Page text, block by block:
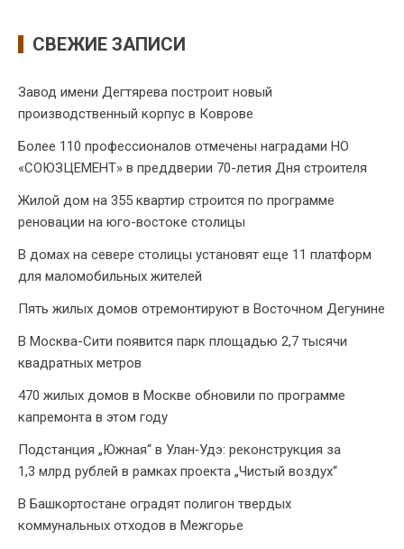
СВЕЖИЕ ЗАПИСИ
Завод имени Дегтярева построит новый
производственный корпус в Коврове
Более 110 профессионалов отмечены наградами НО
«СОЮЗЦЕМЕНТ» в преддверии 70-летия Дня строителя
Жилой дом на 355 квартир строится по программе
реновации на юго-востоке столицы
В домах на севере столицы установят еще 11 платформ
для маломобильных жителей
Пять жилых домов отремонтируют в Восточном Дегунине
В Москва-Сити появится парк площадью 2,7 тысячи
квадратных метров
470 жилых домов в Москве обновили по программе
капремонта в этом году
Подстанция „Южная“ в Улан‑Удэ: реконструкция за
1,3 млрд рублей в рамках проекта „Чистый воздух“
В Башкортостане оградят полигон твердых
коммунальных отходов в Межгорье